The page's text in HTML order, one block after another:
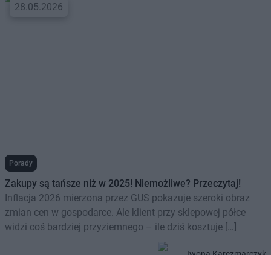
28.05.2026
Porady
Zakupy są tańsze niż w 2025! Niemożliwe? Przeczytaj!
Inflacja 2026 mierzona przez GUS pokazuje szeroki obraz
zmian cen w gospodarce. Ale klient przy sklepowej półce
widzi coś bardziej przyziemnego – ile dziś kosztuje […]